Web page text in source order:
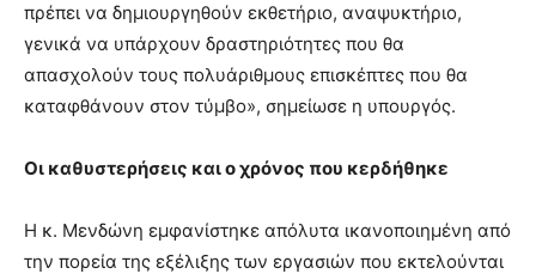
πρέπει να δημιουργηθούν εκθετήριο, αναψυκτήριο,
γενικά να υπάρχουν δραστηριότητες που θα
απασχολούν τους πολυάριθμους επισκέπτες που θα
καταφθάνουν στον τύμβο», σημείωσε η υπουργός.
Οι καθυστερήσεις και ο χρόνος που κερδήθηκε
Η κ. Μενδώνη εμφανίστηκε απόλυτα ικανοποιημένη από
την πορεία της εξέλιξης των εργασιών που εκτελούνται